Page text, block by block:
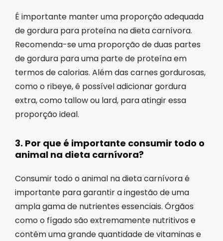
É importante manter uma proporção adequada
de gordura para proteína na dieta carnívora.
Recomenda-se uma proporção de duas partes
de gordura para uma parte de proteína em
termos de calorias. Além das carnes gordurosas,
como o ribeye, é possível adicionar gordura
extra, como tallow ou lard, para atingir essa
proporção ideal.
3. Por que é importante consumir todo o
animal na dieta carnívora?
Consumir todo o animal na dieta carnívora é
importante para garantir a ingestão de uma
ampla gama de nutrientes essenciais. Órgãos
como o fígado são extremamente nutritivos e
contêm uma grande quantidade de vitaminas e